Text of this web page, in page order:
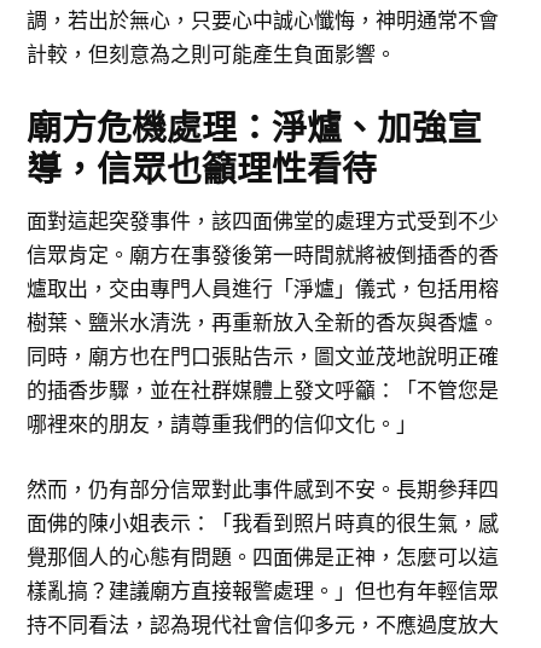
調，若出於無心，只要心中誠心懺悔，神明通常不會
計較，但刻意為之則可能產生負面影響。
廟方危機處理：淨爐、加強宣
導，信眾也籲理性看待
面對這起突發事件，該四面佛堂的處理方式受到不少
信眾肯定。廟方在事發後第一時間就將被倒插香的香
爐取出，交由專門人員進行「淨爐」儀式，包括用榕
樹葉、鹽米水清洗，再重新放入全新的香灰與香爐。
同時，廟方也在門口張貼告示，圖文並茂地說明正確
的插香步驟，並在社群媒體上發文呼籲：「不管您是
哪裡來的朋友，請尊重我們的信仰文化。」
然而，仍有部分信眾對此事件感到不安。長期參拜四
面佛的陳小姐表示：「我看到照片時真的很生氣，感
覺那個人的心態有問題。四面佛是正神，怎麼可以這
樣亂搞？建議廟方直接報警處理。」但也有年輕信眾
持不同看法，認為現代社會信仰多元，不應過度放大